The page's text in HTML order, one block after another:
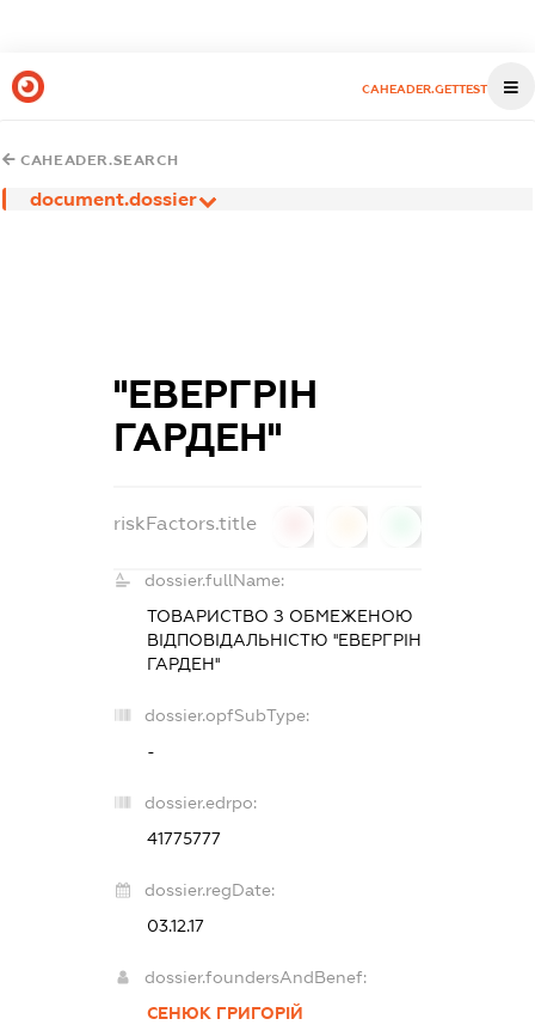
CAHEADER.GETTEST
CAHEADER.SEARCH
document.dossier
''ЕВЕРГРІН
ГАРДЕН''
riskFactors.title
dossier.fullName:
ТОВАРИСТВО З ОБМЕЖЕНОЮ
ВІДПОВІДАЛЬНІСТЮ ''ЕВЕРГРІН
ГАРДЕН''
dossier.opfSubType:
-
dossier.edrpo:
41775777
dossier.regDate:
03.12.17
dossier.foundersAndBenef:
СЕНЮК ГРИГОРІЙ